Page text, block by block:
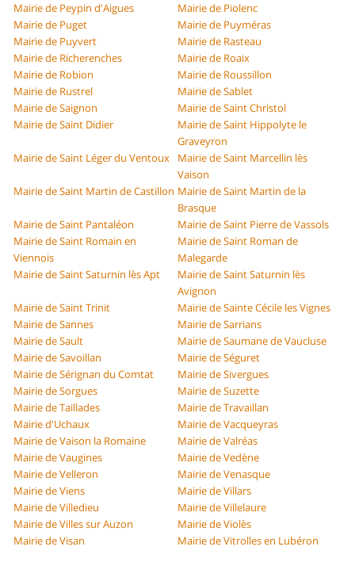
Mairie de Peypin d'Aigues
Mairie de Piolenc
Mairie de Puget
Mairie de Puyméras
Mairie de Puyvert
Mairie de Rasteau
Mairie de Richerenches
Mairie de Roaix
Mairie de Robion
Mairie de Roussillon
Mairie de Rustrel
Mairie de Sablet
Mairie de Saignon
Mairie de Saint Christol
Mairie de Saint Didier
Mairie de Saint Hippolyte le
Graveyron
Mairie de Saint Léger du Ventoux
Mairie de Saint Marcellin lès
Vaison
Mairie de Saint Martin de Castillon Mairie de Saint Martin de la
Brasque
Mairie de Saint Pantaléon
Mairie de Saint Pierre de Vassols
Mairie de Saint Romain en
Viennois
Mairie de Saint Roman de
Malegarde
Mairie de Saint Saturnin lès Apt
Mairie de Saint Saturnin lès
Avignon
Mairie de Saint Trinit
Mairie de Sainte Cécile les Vignes
Mairie de Sannes
Mairie de Sarrians
Mairie de Sault
Mairie de Saumane de Vaucluse
Mairie de Savoillan
Mairie de Séguret
Mairie de Sérignan du Comtat
Mairie de Sivergues
Mairie de Sorgues
Mairie de Suzette
Mairie de Taillades
Mairie de Travaillan
Mairie d'Uchaux
Mairie de Vacqueyras
Mairie de Vaison la Romaine
Mairie de Valréas
Mairie de Vaugines
Mairie de Vedène
Mairie de Velleron
Mairie de Venasque
Mairie de Viens
Mairie de Villars
Mairie de Villedieu
Mairie de Villelaure
Mairie de Villes sur Auzon
Mairie de Violès
Mairie de Visan
Mairie de Vitrolles en Lubéron